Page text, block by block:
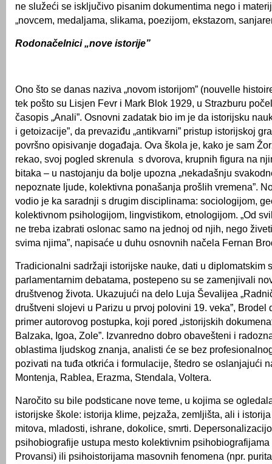
ne služeći se isključivo pisanim dokumentima nego i
„novcem, medaljama, slikama, poezijom, ekstazom,
Rodonačelnici „nove istorije”
Ono što se danas naziva „novom istorijom” (nouvelle
tek pošto su Lisjen Fevr i Mark Blok 1929, u Strazburu
časopis „Anali”. Osnovni zadatak bio im je da istorijsku
i getoizacije”, da prevaziđu „antikvarni” pristup istorijskoj
površno opisivanje događaja. Ova škola je, kako je sam
rekao, svoj pogled skrenula s dvorova, krupnih figura na
bitaka – u nastojanju da bolje upozna „nekadašnju
nepoznate ljude, kolektivna ponašanja prošlih vremena”.
vodio je ka saradnji s drugim disciplinama: sociologijom,
kolektivnom psihologijom, lingvistikom, etnologijom. „Od
ne treba izabrati oslonac samo na jednoj od njih, nego
svima njima”, napisaće u duhu osnovnih načela Fernan
Tradicionalni sadržaji istorijske nauke, dati u diplomatskim
parlamentarnim debatama, postepeno su se zamenjivali
društvenog života. Ukazujući na delo Luja Ševalijea
društveni slojevi u Parizu u prvoj polovini 19. veka”, Brodel
primer autorovog postupka, koji pored „istorijskih
Balzaka, Igoa, Zole”. Izvanredno dobro obavešteni i
oblastima ljudskog znanja, analisti će se bez
pozivati na tuđa otkrića i formulacije, štedro se oslanjajući
Montenja, Rablea, Erazma, Stendala, Voltera.
Naročito su bile podsticane nove teme, u kojima se
istorijske škole: istorija klime, pejzaža, zemljišta, ali i
mitova, mladosti, ishrane, dokolice, smrti.
psihobiografije ustupa mesto kolektivnim psihobiografijama
Provansi) ili psihoistorijama masovnih fenomena (npr.